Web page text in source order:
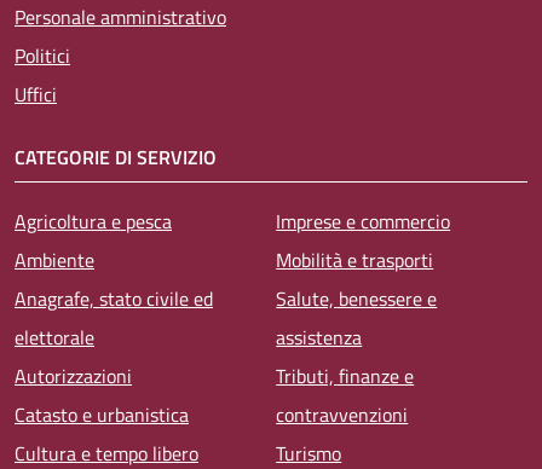
Personale amministrativo
Politici
Uffici
CATEGORIE DI SERVIZIO
Agricoltura e pesca
Ambiente
Anagrafe, stato civile ed
elettorale
Autorizzazioni
Catasto e urbanistica
Cultura e tempo libero
Imprese e commercio
Mobilità e trasporti
Salute, benessere e
assistenza
Tributi, finanze e
contravvenzioni
Turismo